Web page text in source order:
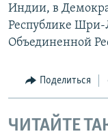
Индии, в
Республике Шри-
Объединенной
Поделиться
ЧИТАЙТЕ